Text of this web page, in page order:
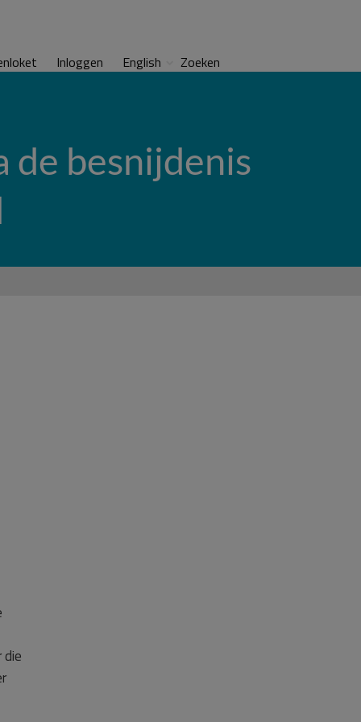
Inloggen English Zoeken
de besnijdenis